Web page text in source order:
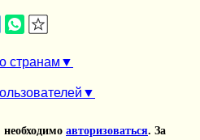
странам
авторизоваться. За